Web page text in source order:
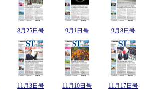
8月25日号 9月1日号 9月8日号
11月3日号 11月10日号 11月17日号